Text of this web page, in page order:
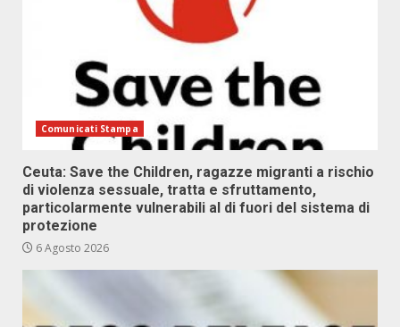
Comunicati Stampa
Ceuta: Save the Children, ragazze migranti a rischio
di violenza sessuale, tratta e sfruttamento,
particolarmente vulnerabili al di fuori del sistema di
protezione
6 Agosto 2026